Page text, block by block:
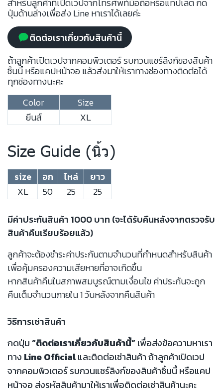
สำหรับลูกค้าที่เปิดเวปจากโทรศัพท์มือถือหรือแทปเลต กด
ปุ่มด้านล่างเพื่อส่ง Line หาเราได้เลยค่ะ
ติดต่อเราเกี่ยวกับสินค้านี้
ถ้าลูกค้าเปิดเวปจากคอมพิวเตอร์ รบกวนแชร์ลิงก์ของสินค้า
ชิ้นนี้ หรือแคปหน้าจอ แล้วส่งมาให้เราทางช่องทางติดต่อได้
ทุกช่องทางนะคะ
Color
Size
ยีนส์
XL
Size Guide (นิ้ว)
size อก ไหล่
ยาว
XL
50 25 25
มีค่าประกันสินค้า 1000 บาท (จะได้รับคืนหลังจากตรวจรับ
สินค้าคืนเรียบร้อยแล้ว)
ลูกค้าจะต้องชำระค่าประกันตามจำนวนที่กำหนดสำหรับสินค้า
เพื่อคุ้มครองความเสียหายที่อาจเกิดขึ้น
หากสินค้าคืนในสภาพสมบูรณ์ตามเงื่อนไข ค่าประกันจะถูก
คืนเต็มจำนวนภายใน 1 วันหลังจากคืนสินค้า
วิธีการเช่าสินค้า
กดปุ่ม“ติดต่อเราเกี่ยวกับสินค้านี้”เพื่อส่งข้อความหาเรา
ทาง Line Officialและติดต่อเช่าสินค้า ถ้าลูกค้าเปิดเวป
จากคอมพิวเตอร์ รบกวนแชร์ลิงก์ของสินค้าชิ้นนี้ หรือแคป
หน้าจอ ส่งรหัสสินค้ามาให้เราเพื่อติดต่อเช่าสินค้านะคะ